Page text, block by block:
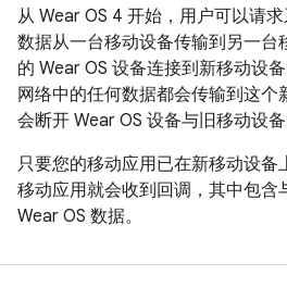
从 Wear OS 4 开始，用户可以请
数据从一台移动设备传输到另一台
的 Wear OS 设备连接到新移动设
网络中的任何数据都会传输到这
会断开 Wear OS 设备与旧移动设备
只要您的移动应用已在新移动设备
移动应用就会收到回调，其中包含
Wear OS 数据。